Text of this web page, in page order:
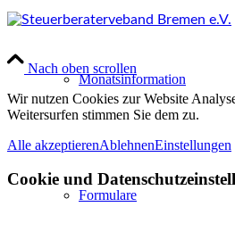
Monatsinformation
Formulare
Nach oben scrollen
Wir nutzen Cookies zur Website
Weitersurfen stimmen Sie dem zu.
Alle akzeptierenAblehnenEinstellungen
Cookie und